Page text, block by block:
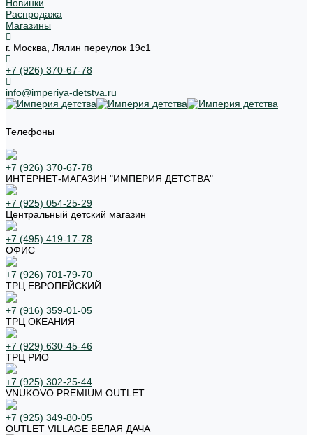
Новинки
Распродажа
Магазины
г. Москва, Лялин переулок 19с1
+7 (926) 370-67-78
info@imperiya-detstva.ru
Телефоны
+7 (926) 370-67-78
ИНТЕРНЕТ-МАГАЗИН "ИМПЕРИЯ ДЕТСТВА"
+7 (925) 054-25-29
Центральный детский магазин
+7 (495) 419-17-78
ОФИС
+7 (926) 701-79-70
ТРЦ ЕВРОПЕЙСКИЙ
+7 (916) 359-01-05
ТРЦ ОКЕАНИЯ
+7 (929) 630-45-46
ТРЦ РИО
+7 (925) 302-25-44
VNUKOVO PREMIUM OUTLET
+7 (925) 349-80-05
OUTLET VILLAGE БЕЛАЯ ДАЧА